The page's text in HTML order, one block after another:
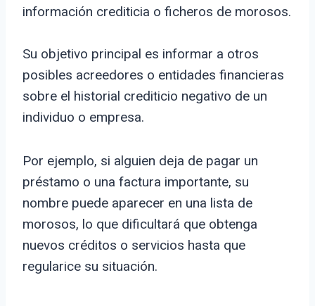
información crediticia o ficheros de morosos.
Su objetivo principal es informar a otros
posibles acreedores o entidades financieras
sobre el historial crediticio negativo de un
individuo o empresa.
Por ejemplo, si alguien deja de pagar un
préstamo o una factura importante, su
nombre puede aparecer en una lista de
morosos, lo que dificultará que obtenga
nuevos créditos o servicios hasta que
regularice su situación.